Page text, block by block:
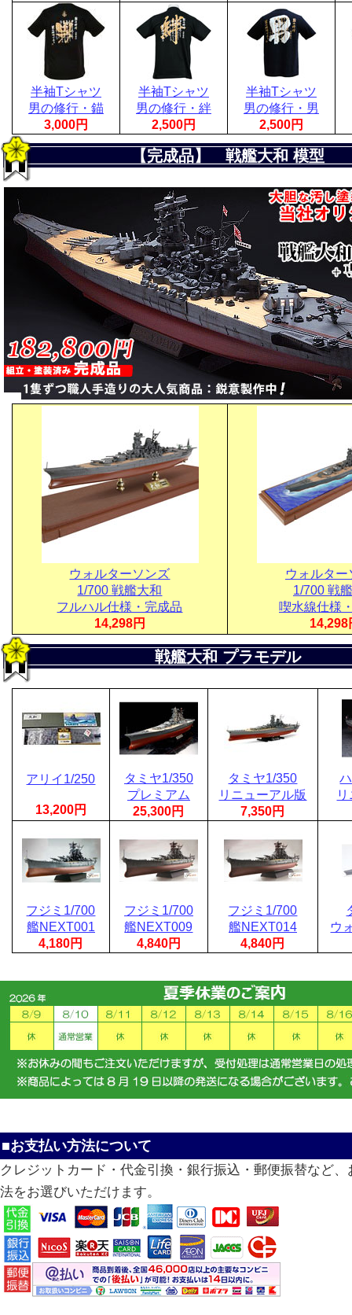
半袖Tシャツ
男の修行・錨
3,000円
半袖Tシャツ
男の修行・絆
2,500円
半袖Tシャツ
男の修行・男
2,500円
【完成品】 戦艦大和 模型
ウォルターソンズ
1/700 戦艦大和
フルハル仕様・完成品
14,298円
ウォルター
1/700 戦
喫水線仕様
14,298
戦艦大和 プラモデル
アリイ1/250
13,200円
タミヤ1/350
プレミアム
25,300円
タミヤ1/350
リニューアル版
7,350円
フジミ1/700
艦NEXT001
4,180円
フジミ1/700
艦NEXT009
4,840円
フジミ1/700
艦NEXT014
4,840円
ウ
■お支払い方法について
クレジットカード・代金引換・銀行振込・郵便振替など
法をお選びいただけます。